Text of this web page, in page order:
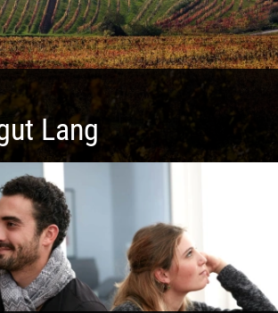
Lang
| Genussvolle Weinprobe |
| Uriger Weinkeller